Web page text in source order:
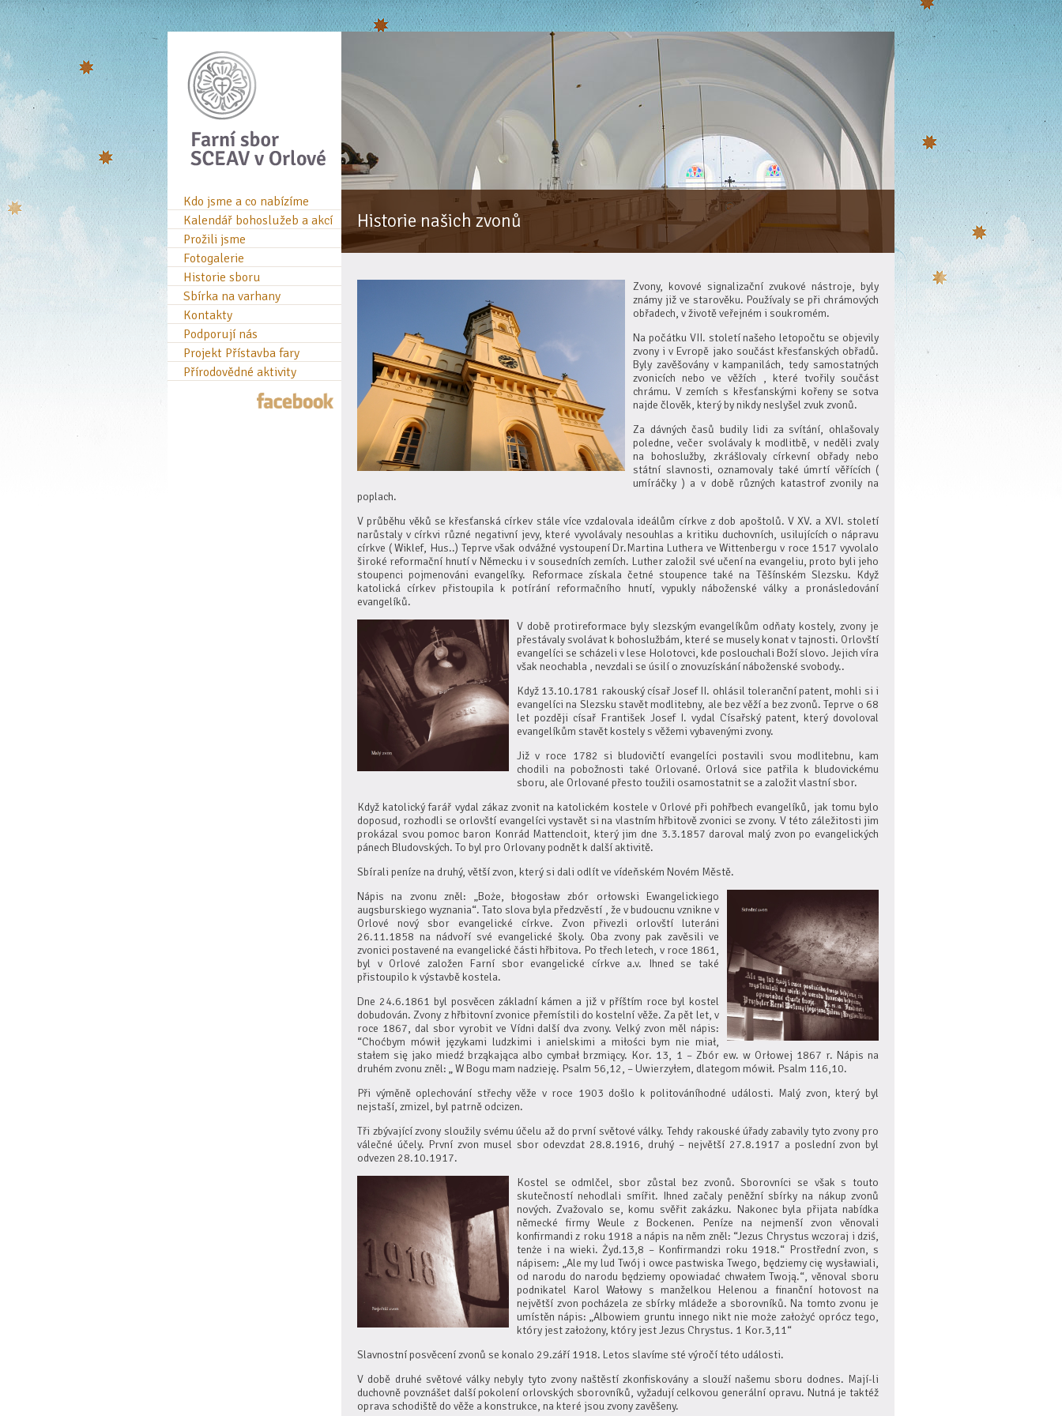
Kdo jsme a co nabízíme
Kalendář bohoslužeb a akcí
Prožili jsme
Fotogalerie
Historie sboru
Sbírka na varhany
Kontakty
Podporují nás
Projekt Přístavba fary
Přírodovědné aktivity
Historie našich zvonů
Zvony, kovové signalizační zvukové nástroje, byly
známy již ve starověku. Používaly se při chrámových
obřadech, v životě veřejném i soukromém.
Na počátku VII. století našeho letopočtu se objevily
zvony i v Evropě jako součást křesťanských obřadů.
Byly zavěšovány v kampanilách, tedy samostatných
zvonicích nebo ve věžích , které tvořily součást
chrámu. V zemích s křesťanskými kořeny se sotva
najde člověk, který by nikdy neslyšel zvuk zvonů.
Za dávných časů budily lidi za svítání, ohlašovaly
poledne, večer svolávaly k modlitbě, v neděli zvaly
na bohoslužby, zkrášlovaly církevní obřady nebo
státní slavnosti, oznamovaly také úmrtí věřících (
umíráčky ) a v době různých katastrof zvonily na
poplach.
V průběhu věků se křesťanská církev stále více vzdalovala ideálům církve z dob apoštolů. V XV. a XVI. století
narůstaly v církvi různé negativní jevy, které vyvolávaly nesouhlas a kritiku duchovních, usilujících o nápravu
církve ( Wiklef, Hus..) Teprve však odvážné vystoupení Dr.Martina Luthera ve Wittenbergu v roce 1517 vyvolalo
široké reformační hnutí v Německu i v sousedních zemích. Luther založil své učení na evangeliu, proto byli jeho
stoupenci pojmenováni evangelíky. Reformace získala četné stoupence také na Těšínském Slezsku. Když
katolická církev přistoupila k potírání reformačního hnutí, vypukly náboženské války a pronásledování
evangelíků.
V době protireformace byly slezským evangelíkům odňaty kostely, zvony je
přestávaly svolávat k bohoslužbám, které se musely konat v tajnosti. Orlovští
evangelíci se scházeli v lese Holotovci, kde poslouchali Boží slovo. Jejich víra
však neochabla , nevzdali se úsilí o znovuzískání náboženské svobody..
Když 13.10.1781 rakouský císař Josef II. ohlásil toleranční patent, mohli si i
evangelíci na Slezsku stavět modlitebny, ale bez věží a bez zvonů. Teprve o 68
let později císař František Josef I. vydal Císařský patent, který dovoloval
evangelíkům stavět kostely s věžemi vybavenými zvony.
Již v roce 1782 si bludovičtí evangelíci postavili svou modlitebnu, kam
chodili na pobožnosti také Orlované. Orlová sice patřila k bludovickému
sboru, ale Orlované přesto toužili osamostatnit se a založit vlastní sbor.
Když katolický farář vydal zákaz zvonit na katolickém kostele v Orlové při pohřbech evangelíků, jak tomu bylo
doposud, rozhodli se orlovští evangelíci vystavět si na vlastním hřbitově zvonici se zvony. V této záležitosti jim
prokázal svou pomoc baron Konrád Mattencloit, který jim dne 3.3.1857 daroval malý zvon po evangelických
pánech Bludovských. To byl pro Orlovany podnět k další aktivitě.
Sbírali peníze na druhý, větší zvon, který si dali odlít ve vídeňském Novém Městě.
Nápis na zvonu zněl: „Boże, błogosław zbór orłowski Ewangelickiego
augsburskiego wyznania“. Tato slova byla předzvěstí , že v budoucnu vznikne v
Orlové nový sbor evangelické církve. Zvon přivezli orlovští luteráni
26.11.1858 na nádvoří své evangelické školy. Oba zvony pak zavěsili ve
zvonici postavené na evangelické části hřbitova. Po třech letech, v roce 1861,
byl v Orlové založen Farní sbor evangelické církve a.v. Ihned se také
přistoupilo k výstavbě kostela.
Dne 24.6.1861 byl posvěcen základní kámen a již v příštím roce byl kostel
dobudován. Zvony z hřbitovní zvonice přemístili do kostelní věže. Za pět let, v
roce 1867, dal sbor vyrobit ve Vídni další dva zvony. Velký zvon měl nápis:
“Choćbym mówił językami ludzkimi i anielskimi a miłości bym nie miał,
stałem się jako miedź brząkająca albo cymbał brzmiący. Kor. 13, 1 – Zbór ew. w Orłowej 1867 r. Nápis na
druhém zvonu zněl: „ W Bogu mam nadzieję. Psalm 56,12, – Uwierzyłem, dlategom mówił. Psalm 116,10.
Při výměně oplechování střechy věže v roce 1903 došlo k politováníhodné události. Malý zvon, který byl
nejstaší, zmizel, byl patrně odcizen.
Tři zbývající zvony sloužily svému účelu až do první světové války. Tehdy rakouské úřady zabavily tyto zvony pro
válečné účely. První zvon musel sbor odevzdat 28.8.1916, druhý – největší 27.8.1917 a poslední zvon byl
odvezen 28.10.1917.
Kostel se odmlčel, sbor zůstal bez zvonů. Sborovníci se však s touto
skutečností nehodlali smířit. Ihned začaly peněžní sbírky na nákup zvonů
nových. Zvažovalo se, komu svěřit zakázku. Nakonec byla přijata nabídka
německé firmy Weule z Bockenen. Peníze na nejmenší zvon věnovali
konfirmandi z roku 1918 a nápis na něm zněl: “Jezus Chrystus wczoraj i dziś,
tenże i na wieki. Żyd.13,8 – Konfirmandzi roku 1918.“ Prostřední zvon, s
nápisem: „Ale my lud Twój i owce pastwiska Twego, będziemy cię wysławiali,
od narodu do narodu będziemy opowiadać chwałem Twoją.“, věnoval sboru
podnikatel Karol Wałowy s manželkou Helenou a finanční hotovost na
největší zvon pocházela ze sbírky mládeže a sborovníků. Na tomto zvonu je
umístěn nápis: „Albowiem gruntu innego nikt nie może założyć oprócz tego,
który jest założony, który jest Jezus Chrystus. 1 Kor.3,11“
Slavnostní posvěcení zvonů se konalo 29.září 1918. Letos slavíme sté výročí této události.
V době druhé světové války nebyly tyto zvony naštěstí zkonfiskovány a slouží našemu sboru dodnes. Mají-li
duchovně povznášet další pokolení orlovských sborovníků, vyžadují celkovou generální opravu. Nutná je taktéž
oprava schodiště do věže a konstrukce, na které jsou zvony zavěšeny.